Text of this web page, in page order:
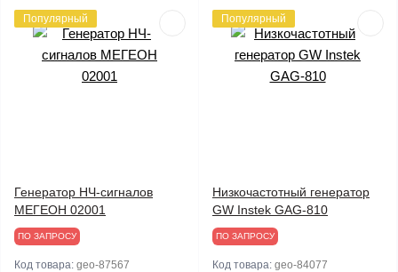
Популярный
Генератор НЧ-сигналов
МЕГЕОН 02001
ПО ЗАПРОСУ
Код товара: geo-87567
Популярный
Низкочастотный генератор
GW Instek GAG-810
ПО ЗАПРОСУ
Код товара: geo-84077